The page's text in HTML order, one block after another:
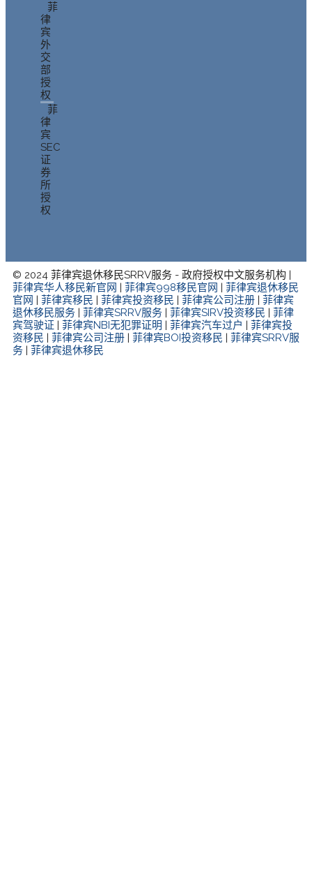
菲
律
宾
外
交
部
授
权
菲
律
宾
SEC
证
券
所
授
权
© 2024 菲律宾退休移民SRRV服务 - 政府授权中文服务机构 |
菲律宾华人移民新官网
菲律宾998移民官网
菲律宾退休移民
官网
菲律宾移民 菲律宾投资移民 菲律宾公司注册
菲律宾
退休移民服务
菲律宾SRRV服务 菲律宾SIRV投资移民
菲律
宾驾驶证
菲律宾NBI无犯罪证明 菲律宾汽车过户
菲律宾投
资移民
菲律宾公司注册 菲律宾BOI投资移民
菲律宾SRRV服
务
菲律宾退休移民